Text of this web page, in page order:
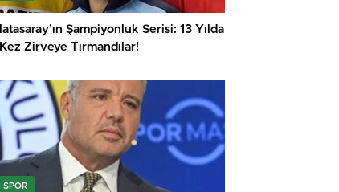
Şampiyonluk Serisi: 13 Yılda
Zirveye Tırmandılar!
SPOR